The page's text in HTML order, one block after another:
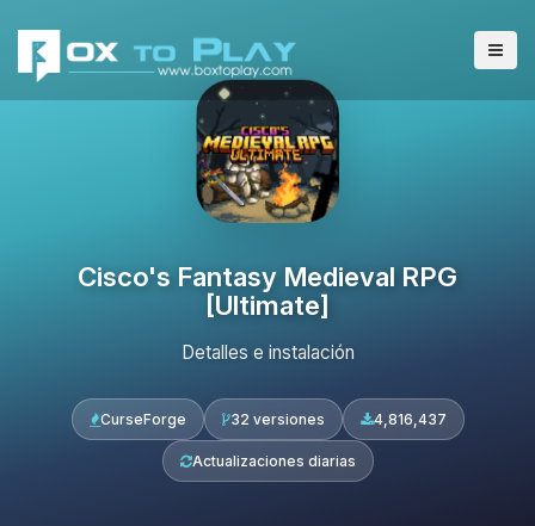
Cisco's Fantasy Medieval RPG
[Ultimate]
Detalles e instalación
CurseForge 32 versiones 4,816,437
Actualizaciones diarias